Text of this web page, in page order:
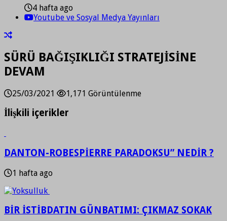
4 hafta ago
Youtube ve Sosyal Medya Yayınları
SÜRÜ BAĞIŞIKLIĞI STRATEJİSİNE
DEVAM
25/03/2021 1,171 Görüntülenme
İlişkili içerikler
DANTON-ROBESPİERRE PARADOKSU” NEDİR ?
1 hafta ago
BİR İSTİBDATIN GÜNBATIMI: ÇIKMAZ SOKAK